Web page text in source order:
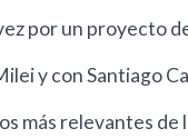
por un proyecto
y con Santiago
más relevantes